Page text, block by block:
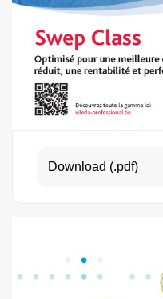
Download (.pdf)